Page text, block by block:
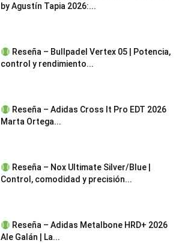
by Agustín Tapia 2026:...
Reseña – Bullpadel Vertex 05 | Potencia,
control y rendimiento...
Reseña – Adidas Cross It Pro EDT 2026
Marta Ortega...
Reseña – Nox Ultimate Silver/Blue |
Control, comodidad y precisión...
Reseña – Adidas Metalbone HRD+ 2026
Ale Galán | La...